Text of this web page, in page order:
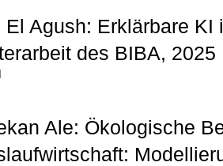
El Agush: Erklärbare
des BIBA, 2025
Ale: Ökologische